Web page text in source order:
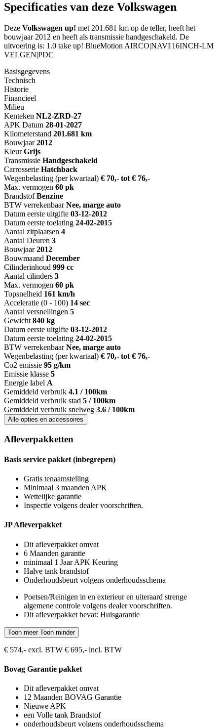
Specificaties van deze Volkswagen
Deze Volkswagen up! met 201.681 km op de teller, heeft het
bouwjaar 2012 en heeft als transmissie handgeschakeld. De
uitvoering is: 1.0 take up! BlueMotion AIRCO|NAVI|16INCH-LM
VELGEN|PDC
Basisgegevens
Technisch
Historie
Financieel
Milieu
Kenteken NL2-ZRD-27
APK Datum 28-01-2027
Kilometerstand 201.681 km
Bouwjaar 2012
Kleur Grijs
Transmissie Handgeschakeld
Carrosserie Hatchback
Wegenbelasting (per kwartaal) € 70,- tot € 76,-
Max. vermogen 60 pk
Brandstof Benzine
BTW verrekenbaar Nee, marge auto
Datum eerste uitgifte 03-12-2012
Datum eerste toelating 24-02-2015
Aantal zitplaatsen 4
Aantal Deuren 3
Bouwjaar 2012
Bouwmaand December
Cilinderinhoud 999 cc
Aantal cilinders 3
Max. vermogen 60 pk
Topsnelheid 161 km/h
Acceleratie (0 - 100) 14 sec
Aantal versnellingen 5
Gewicht 840 kg
Datum eerste uitgifte 03-12-2012
Datum eerste toelating 24-02-2015
BTW verrekenbaar Nee, marge auto
Wegenbelasting (per kwartaal) € 70,- tot € 76,-
Co2 emissie 95 g/km
Emissie klasse 5
Energie label A
Gemiddeld verbruik 4.1 / 100km
Gemiddeld verbruik stad 5 / 100km
Gemiddeld verbruik snelweg 3.6 / 100km
Alle opties en accessoires
Afleverpakketten
Basis service pakket (inbegrepen)
Gratis tenaamstelling
Minimaal 3 maanden APK
Wettelijke garantie
Inspectie volgens dealer voorschriften.
JP Afleverpakket
Dit afleverpakket omvat
6 Maanden garantie
minimaal 1 Jaar APK Keuring
Halve tank brandstof
Onderhoudsbeurt volgens onderhoudsschema
Poetsen/Reinigen in en exterieur en uiteraard strenge
algemene controle volgens dealer voorschriften.
Dit afleverpakket bevat: Huisgarantie
Toon meer Toon minder
€ 574,- excl. BTW € 695,- incl. BTW
Bovag Garantie pakket
Dit afleverpakket omvat
12 Maanden BOVAG Garantie
Nieuwe APK
een Volle tank Brandstof
onderhoudsbeurt volgens onderhoudsschema